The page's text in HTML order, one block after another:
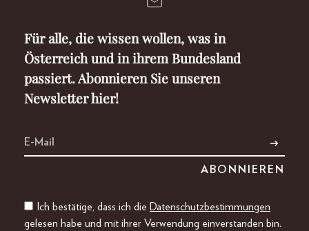
Für alle, die wissen wollen, was in
Österreich und in ihrem Bundesland
passiert. Abonnieren Sie unseren
Newsletter hier!
Ich bestätige, dass ich die Datenschutzbestimmungen
gelesen habe und mit ihrer Verwendung einverstanden bin.